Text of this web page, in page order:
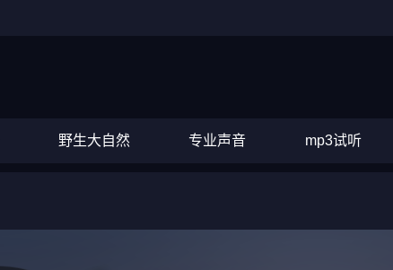
野生大自然 专业声音 mp3试听